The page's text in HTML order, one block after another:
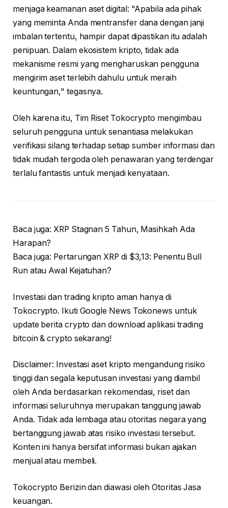
menjaga keamanan aset digital: "Apabila ada pihak
yang meminta Anda mentransfer dana dengan janji
imbalan tertentu, hampir dapat dipastikan itu adalah
penipuan. Dalam ekosistem kripto, tidak ada
mekanisme resmi yang mengharuskan pengguna
mengirim aset terlebih dahulu untuk meraih
keuntungan," tegasnya.
Oleh karena itu, Tim Riset Tokocrypto mengimbau
seluruh pengguna untuk senantiasa melakukan
verifikasi silang terhadap setiap sumber informasi dan
tidak mudah tergoda oleh penawaran yang terdengar
terlalu fantastis untuk menjadi kenyataan.
Baca juga: XRP Stagnan 5 Tahun, Masihkah Ada
Harapan?
Baca juga: Pertarungan XRP di $3,13: Penentu Bull
Run atau Awal Kejatuhan?
Investasi dan trading kripto aman hanya di
Tokocrypto. Ikuti Google News Tokonews untuk
update berita crypto dan download aplikasi trading
bitcoin & crypto sekarang!
Disclaimer: Investasi aset kripto mengandung risiko
tinggi dan segala keputusan investasi yang diambil
oleh Anda berdasarkan rekomendasi, riset dan
informasi seluruhnya merupakan tanggung jawab
Anda. Tidak ada lembaga atau otoritas negara yang
bertanggung jawab atas risiko investasi tersebut.
Konten ini hanya bersifat informasi bukan ajakan
menjual atau membeli.
Tokocrypto Berizin dan diawasi oleh Otoritas Jasa
keuangan.